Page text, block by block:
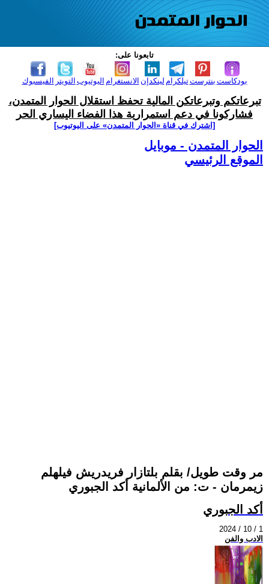
تابعونا على:
الفيسبوك التويتر اليوتيوب الانستغرام لينكدإن تيلكرامبنترست بودكاست
تبرعاتكم وتبرعاتكن المالية تحفظ استقلال الحوار المتمدن،
فشاركونا في دعم استمرارية هذا الفضاء اليساري الحر
[اشترك في قناة ‫«الحوار المتمدن» على اليوتيوب]
الحوار المتمدن - موبايل
الموقع الرئيسي
مر وقت طويل/ بقلم بلتازار فريدريش فيلهلم
زيمرمان - ت: من الألمانية أكد الجبوري
أكد الجبوري
2024 / 10 / 1
الادب والفن